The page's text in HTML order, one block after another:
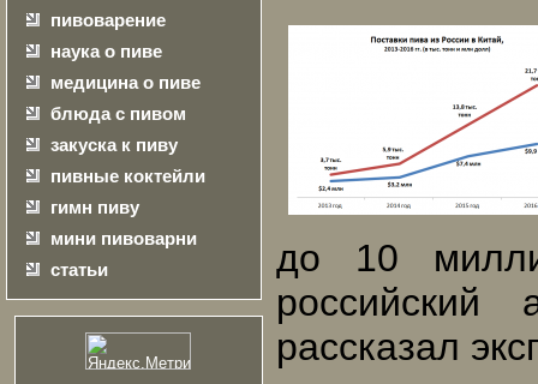
пивоварение
наука о пиве
медицина о пиве
блюда с пивом
закуска к пиву
пивные коктейли
гимн пиву
мини пивоварни
статьи
до 10
российский
рассказал